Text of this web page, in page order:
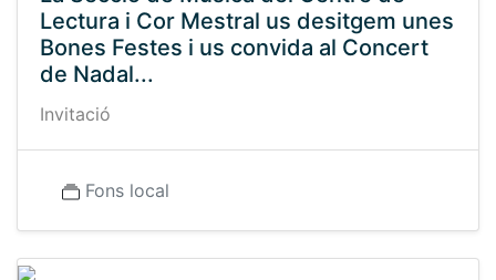
Lectura i Cor Mestral us desitgem unes
Bones Festes i us convida al Concert
de Nadal...
Invitació
Fons local